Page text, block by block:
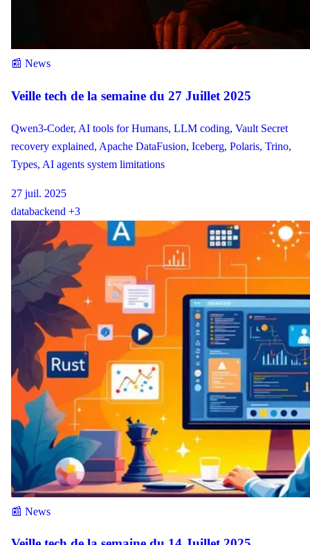
📰 News
Veille tech de la semaine du 27 Juillet 2025
Qwen3-Coder, AI tools for Humans, LLM coding, Vault Secret
recovery explained, Apache DataFusion, Iceberg, Polaris, Trino,
Types, AI agents system limitations
27 juil. 2025
databackend +3
📰 News